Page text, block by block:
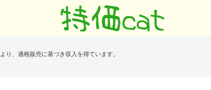
り、適格販売に基づき収入を得ています。